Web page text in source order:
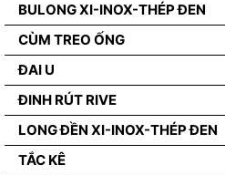
BULONG XI-INOX-THÉP ĐEN
CÙM TREO ỐNG
ĐAI U
ĐINH RÚT RIVE
LONG ĐỀN XI-INOX-THÉP ĐEN
TẮC KÊ